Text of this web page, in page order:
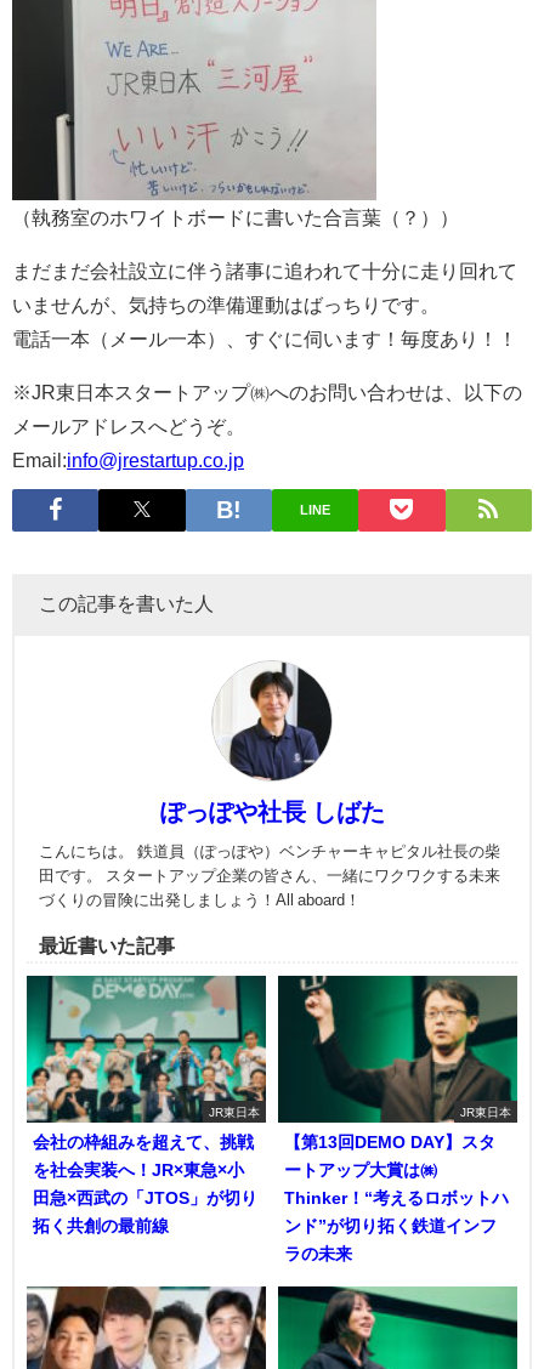
（執務室のホワイトボードに書いた合言葉（？））
まだまだ会社設立に伴う諸事に追われて十分に走り回れて
いませんが、気持ちの準備運動はばっちりです。
電話一本（メール一本）、すぐに伺います！毎度あり！！
※JR東日本スタートアップ㈱へのお問い合わせは、以下の
メールアドレスへどうぞ。
Email:info@jrestartup.co.jp
LINE
この記事を書いた人
ぽっぽや社長 しばた
こんにちは。 鉄道員（ぽっぽや）ベンチャーキャピタル社長の柴
田です。 スタートアップ企業の皆さん、一緒にワクワクする未来
づくりの冒険に出発しましょう！All aboard！
最近書いた記事
JR東日本
会社の枠組みを超えて、挑戦
を社会実装へ！JR×東急×小
田急×西武の「JTOS」が切り
拓く共創の最前線
JR東日本
【第13回DEMO DAY】スタ
ートアップ大賞は㈱
Thinker！“考えるロボットハ
ンド”が切り拓く鉄道インフ
ラの未来